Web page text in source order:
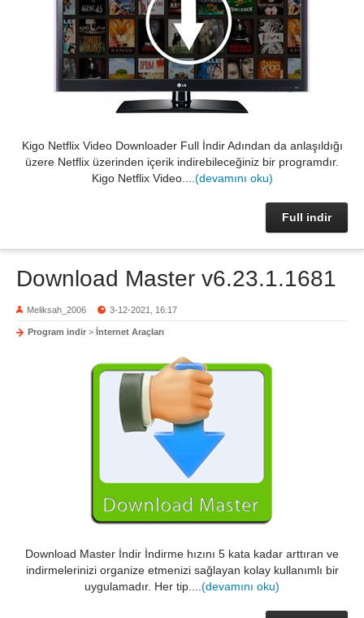
Kigo Netflix Video Downloader Full İndir Adından da anlaşıldığı
üzere Netflix üzerinden içerik indirebileceğiniz bir programdır.
Kigo Netflix Video.... (devamını oku)
Full indir
Download Master v6.23.1.1681
Meliksah_2006 3-12-2021, 16:17
Program indir > İnternet Araçları
Download Master İndir İndirme hızını 5 kata kadar arttıran ve
indirmelerinizi organize etmenizi sağlayan kolay kullanımlı bir
uygulamadır. Her tip.... (devamını oku)